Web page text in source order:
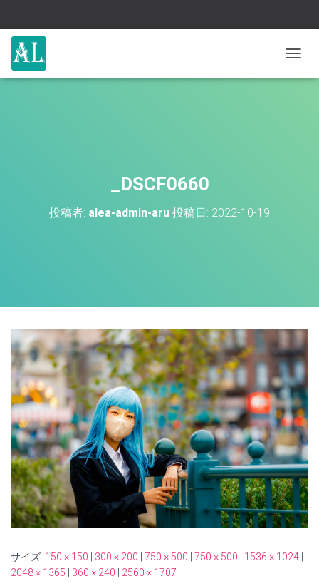
ビ
_DSCF0660
投稿者: alea-admin-aru 投稿日: 2022-10-19
サイズ: 150 × 150 300 × 200 750 × 500 750 × 500 1536 × 1024
2048 × 1365
360 × 240 2560 × 1707